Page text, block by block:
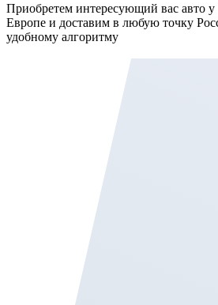
Приобретем интересующий вас авто
Европе и доставим в любую точку
удобному алгоритму